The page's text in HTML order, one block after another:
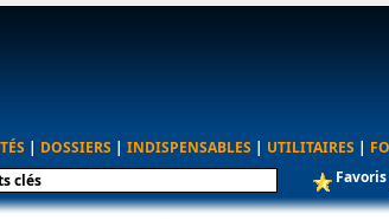
| DOSSIERS | INDISPENSABLES | UTILITAIRES |
Favoris